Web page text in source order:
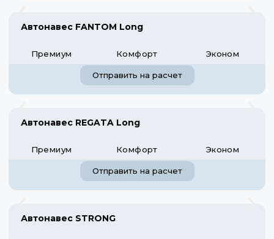
Автонавес FANTOM Long
Премиум Комфорт Эконом
Отправить на расчет
Автонавес REGATA Long
Премиум Комфорт Эконом
Отправить на расчет
Автонавес STRONG